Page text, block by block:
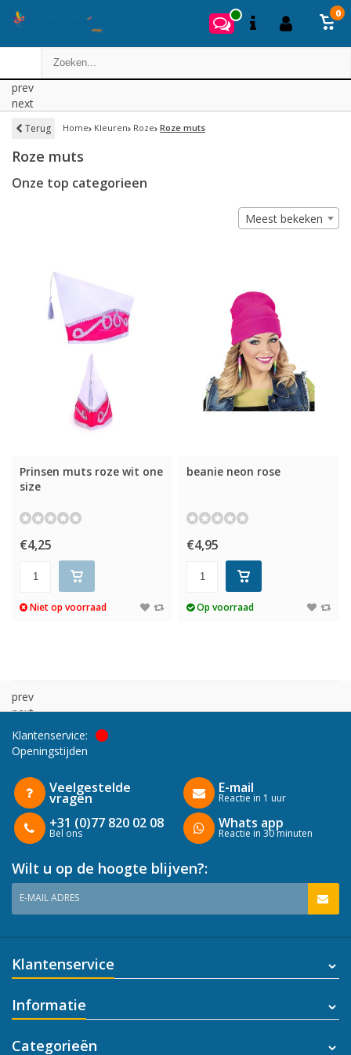
0
prev
next
Terug Home Kleuren Roze Roze muts
Roze muts
Onze top categorieen
Meest bekeken
Prinsen muts roze wit one
size
€4,25
Niet op voorraad
beanie neon rose
€4,95
Op voorraad
prev
next
Klantenservice:
Openingstijden
Veelgestelde
vragen
+31 (0)77 820 02 08
Bel ons
E-mail
Reactie in 1 uur
Whats app
Reactie in 30 minuten
Wilt u op de hoogte blijven?:
E-MAIL ADRES
Klantenservice
Informatie
Categorieën